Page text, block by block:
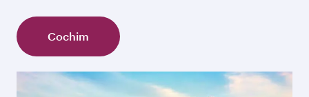
Cochim